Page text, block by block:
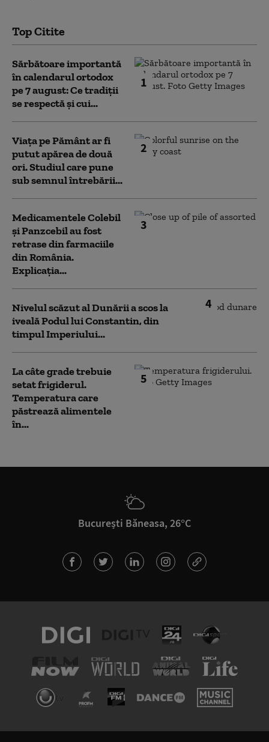
Top Citite
1
Sărbătoare importantă
în calendarul ortodox
pe 7 august: Ce tradiții
se respectă și cui...
2
Viața pe Pământ ar fi
putut apărea de două
ori. Studiul care pune
sub semnul întrebării...
3
Medicamentele Colebil
și Panzcebil au fost
retrase din farmaciile
din România.
Explicația...
4
Nivelul scăzut al Dunării a scos la
iveală Podul lui Constantin, din
timpul Imperiului...
5
La câte grade trebuie
setat frigiderul.
Temperatura care
păstrează alimentele
în...
București Băneasa, 26°C